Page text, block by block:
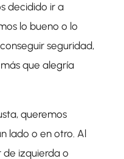
decidido ir a
lo bueno o lo
seguridad,
que alegría
queremos
lado o en otro. Al
de izquierda o